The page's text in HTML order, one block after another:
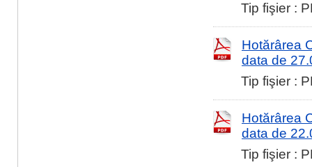
Tip fişier :
Hotărârea
data de
Tip fişier :
Hotărârea
data de
Tip fişier :